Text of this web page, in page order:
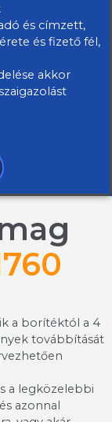
és címzett,
és fizető fél,
akkor
a borítéktól a 4
továbbítását
a legközelebbi
azonnal